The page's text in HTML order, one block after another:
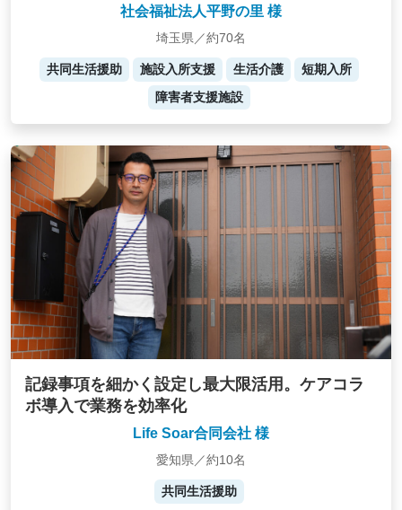
社会福祉法人平野の里 様
埼玉県／約70名
共同生活援助 施設入所支援 生活介護
短期入所
障害者支援施設
記録事項を細かく設定し最大限活用。ケアコラ
ボ導入で業務を効率化
Life Soar合同会社 様
愛知県／約10名
共同生活援助